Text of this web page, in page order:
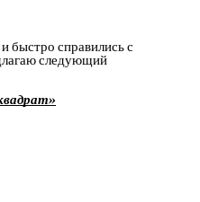
быстро справились с
следующий